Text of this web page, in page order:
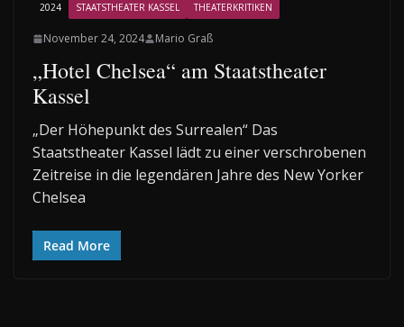
2024 STAATSTHEATER KASSEL THEATERKRITIKEN
November 24, 2024 Mario Graß
„Hotel Chelsea“ am Staatstheater
Kassel
„Der Höhepunkt des Surrealen“ Das
Staatstheater Kassel lädt zu einer verschrobenen
Zeitreise in die legendären Jahre des New Yorker
Chelsea
Read More